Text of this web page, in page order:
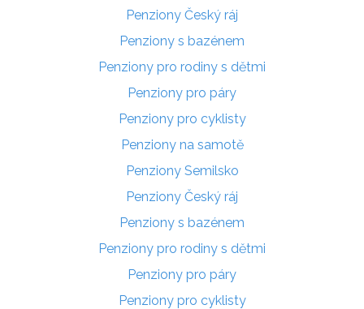
Penziony Český ráj
Penziony s bazénem
Penziony pro rodiny s dětmi
Penziony pro páry
Penziony pro cyklisty
Penziony na samotě
Penziony Semilsko
Penziony Český ráj
Penziony s bazénem
Penziony pro rodiny s dětmi
Penziony pro páry
Penziony pro cyklisty